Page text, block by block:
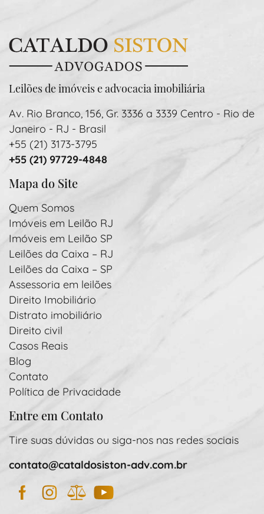
Leilões de imóveis e advocacia imobiliária
Av. Rio Branco, 156, Gr. 3336 a 3339 Centro - Rio de
Janeiro - RJ - Brasil
+55 (21) 3173-3795
+55 (21) 97729-4848
Mapa do Site
Quem Somos
Imóveis em Leilão RJ
Imóveis em Leilão SP
Leilões da Caixa – RJ
Leilões da Caixa – SP
Assessoria em leilões
Direito Imobiliário
Distrato imobiliário
Direito civil
Casos Reais
Blog
Contato
Política de Privacidade
Entre em Contato
Tire suas dúvidas ou siga-nos nas redes sociais
contato@cataldosiston-adv.com.br
Facebook
Instagram
JusBrasil
YouTube